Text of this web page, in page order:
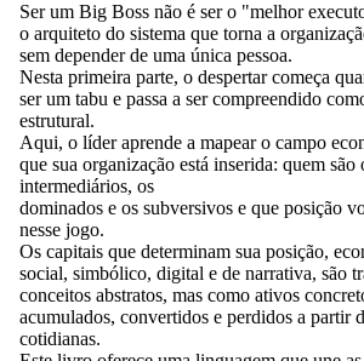
Ser um Big Boss não é ser o "melhor
o arquiteto do sistema que torna a
sem depender de uma única pessoa.
Nesta primeira parte, o despertar começa
ser um tabu e passa a ser compreendido
estrutural.
Aqui, o líder aprende a mapear o campo
que sua organização está inserida: quem são
intermediários, os
dominados e os subversivos e que posição
nesse jogo.
Os capitais que determinam sua posição,
social, simbólico, digital e de narrativa, são
conceitos abstratos, mas como ativos
acumulados, convertidos e perdidos a partir
cotidianas.